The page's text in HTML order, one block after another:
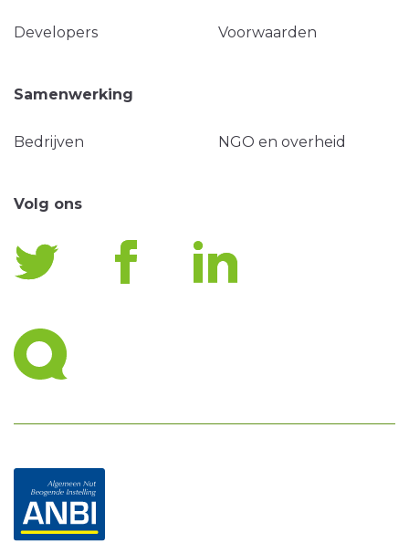
Developers Voorwaarden
Samenwerking
Bedrijven NGO en overheid
Volg ons